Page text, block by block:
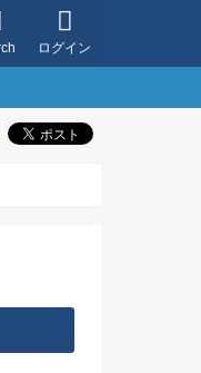
ログイン